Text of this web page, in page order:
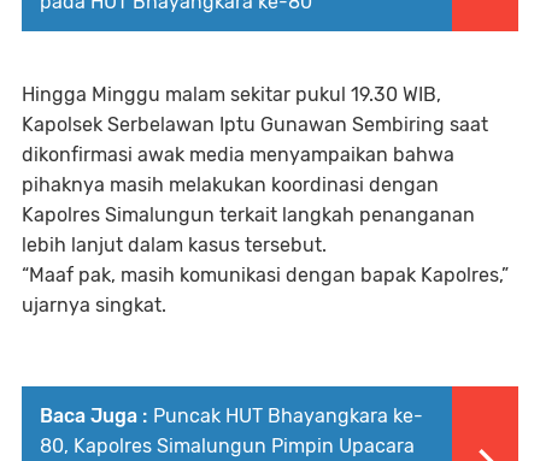
Hingga Minggu malam sekitar pukul 19.30 WIB,
Kapolsek Serbelawan Iptu Gunawan Sembiring saat
dikonfirmasi awak media menyampaikan bahwa
pihaknya masih melakukan koordinasi dengan
Kapolres Simalungun terkait langkah penanganan
lebih lanjut dalam kasus tersebut.
“Maaf pak, masih komunikasi dengan bapak Kapolres,”
ujarnya singkat.
Baca Juga : Puncak HUT Bhayangkara ke-
80, Kapolres Simalungun Pimpin Upacara